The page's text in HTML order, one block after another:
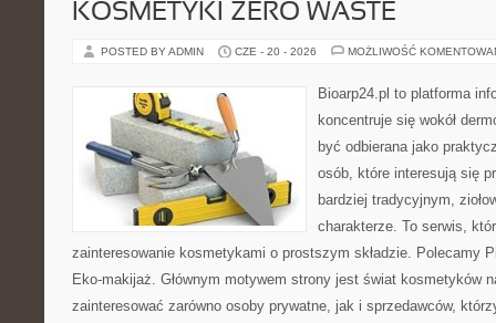
KOSMETYKI ZERO WASTE
POSTED BY ADMIN CZE - 20 - 2026 MOŻLIWOŚĆ
Bioarp24.pl to platforma
koncentruje się wokół
być odbierana jako
osób, które interesują się
bardziej tradycyjnym,
charakterze. To serwis,
zainteresowanie kosmetykami o prostszym składzie. Polecamy
Eko-makijaż. Głównym motywem strony jest świat kosmetyków
zainteresować zarówno osoby prywatne, jak i sprzedawców,